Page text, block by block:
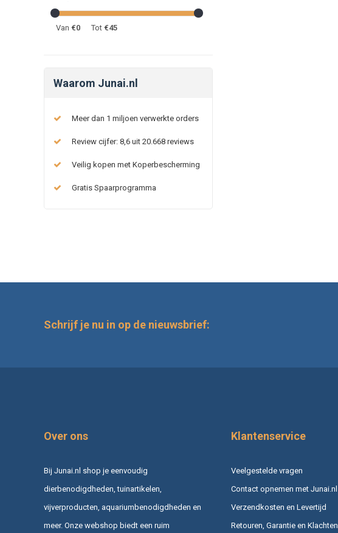
Van €0 Tot €45
Waarom Junai.nl
Meer dan 1 miljoen verwerkte orders
Review cijfer: 8,6 uit 20.668 reviews
Veilig kopen met Koperbescherming
Gratis Spaarprogramma
Schrijf je nu in op de nieuwsbrief:
Over ons
Bij Junai.nl shop je eenvoudig
dierbenodigdheden, tuinartikelen,
vijverproducten, aquariumbenodigdheden en
meer. Onze webshop biedt een ruim
Klantenservice
Veelgestelde vragen
Contact opnemen met Junai.nl
Verzendkosten en Levertijd
Retouren, Garantie en Klachten